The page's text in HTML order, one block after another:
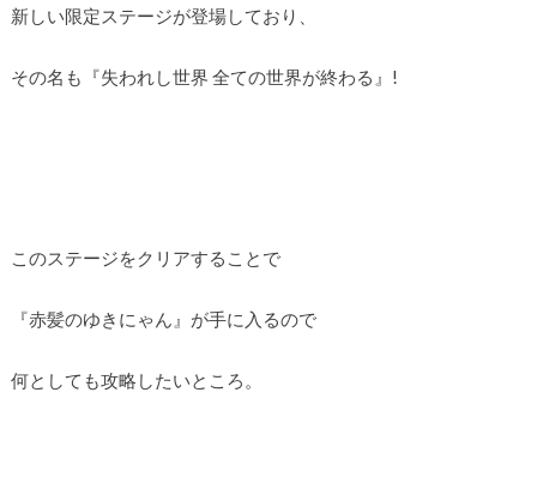
新しい限定ステージが登場しており、
その名も『失われし世界 全ての世界が終わる』!
このステージをクリアすることで
『赤髪のゆきにゃん』が手に入るので
何としても攻略したいところ。